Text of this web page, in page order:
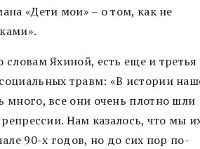
«Дети мои» – о том, как не
Яхиной, есть еще и третья
травм: «В истории
много, все они очень плотно шли
Нам казалось, что мы
90-х годов, но до сих пор по-